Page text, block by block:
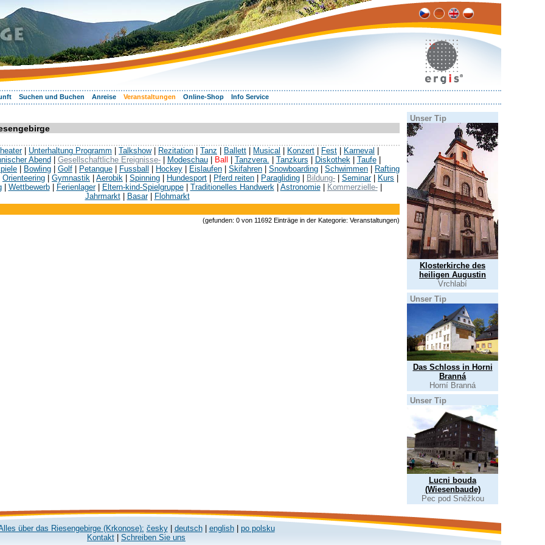
Suchen und Buchen Anreise Veranstaltungen Online-Shop Info Service
| Unterhaltung Programm Talkshow| Rezitation Tanz Ballett Musical Konzert Fest Karneval
Abend Gesellschaftliche Ereignisse-| Modeschau| Ball Tanzvera. Tanzkurs Diskothek| Taufe|
Bowling Golf Petanque Fussball Hockey Eislaufen Skifahren Snowboarding Schwimmen
Rafting
Orienteering Gymnastik Aerobik Spinning Hundesport Pferd reiten Paragliding Bildung- Seminar| Kurs
| Wettbewerb| Ferienlager| Eltern-kind-Spielgruppe| Traditionelles Handwerk| Astronomie| Kommerzielle-|
Jahrmarkt| Basar|
Flohmarkt
(gefunden: 0 von 11692 Einträge in der Kategorie: Veranstaltungen)
Unser Tip
Klosterkirche des
heiligen Augustin
Vrchlabí
Unser Tip
Das Schloss in Horni
Branná
Horní Branná
Unser Tip
Lucni bouda
(Wiesenbaude)
Pec pod Sněžkou
über das Riesengebirge (Krkonose): česky| deutsch| english| po polsku
Kontakt
Schreiben Sie uns